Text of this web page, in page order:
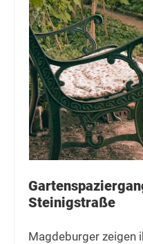
Steinigstraße
Magdeburger zeigen